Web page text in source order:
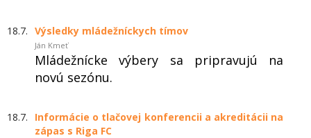
18.7. Výsledky mládežníckych tímov
Ján Kmeť
Mládežnícke výbery sa pripravujú na
novú sezónu.
18.7.
Informácie o tlačovej konferencii a akreditácii na
zápas s Riga FC